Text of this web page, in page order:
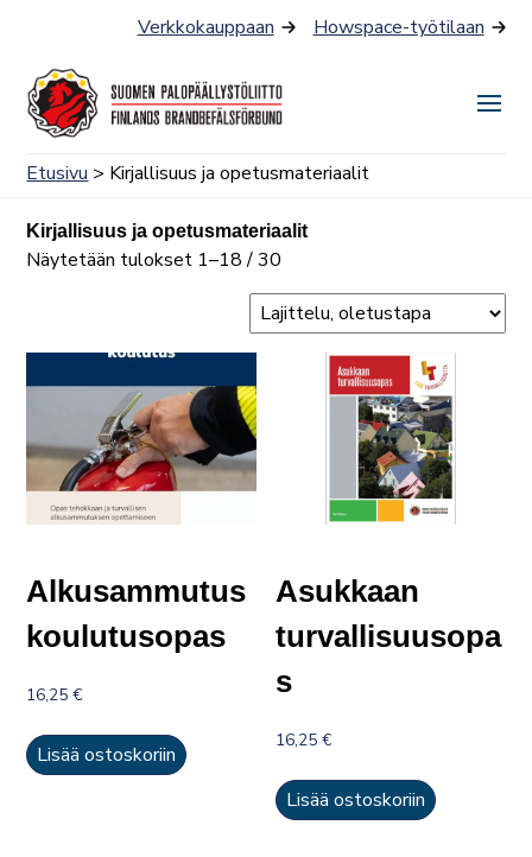
Verkkokauppaan Howspace-työtilaan
Etusivu > Kirjallisuus ja opetusmateriaalit
Kirjallisuus ja opetusmateriaalit
Näytetään tulokset 1–18 / 30
Alkusammutus
koulutusopas
16,25€
Lisää ostoskoriin
Asukkaan
turvallisuusopa
s
16,25€
Lisää ostoskoriin